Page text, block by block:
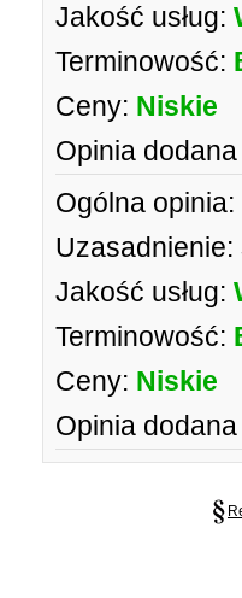
Jakość usług:
Terminowość:
Ceny: Niskie
Opinia
Ogólna opinia:
Uzasadnienie:
Jakość usług:
Terminowość:
Ceny: Niskie
Opinia